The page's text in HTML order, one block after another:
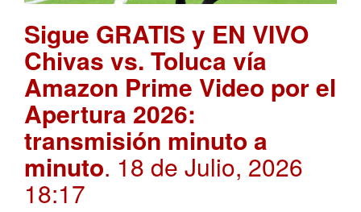
Sigue GRATIS y EN VIVO
Chivas vs. Toluca vía
Amazon Prime Video por el
Apertura 2026:
transmisión minuto a
minuto. 18 de Julio, 2026
18:17